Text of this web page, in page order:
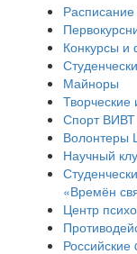
Расписание
Конкурсы и
Майноры
Творческие
Спорт ВИВТ
Волонтеры
Научный
«Времён
Центр
Российские